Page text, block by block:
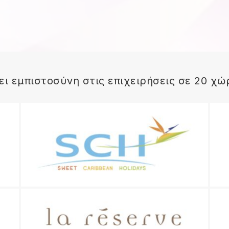
εμπιστοσύνη στις επιχειρήσεις σε 20